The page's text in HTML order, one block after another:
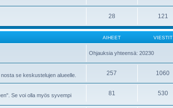
28 121
AIHEET VIESTIT
Ohjauksia yhteensä: 20230
se keskustelujen alueelle. 257 1060
Se voi olla myös syvempi
81 530